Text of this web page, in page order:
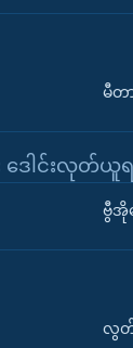
မီတ
ေါင်းလုတ်ယူ
ဗွီအို
လွတ်